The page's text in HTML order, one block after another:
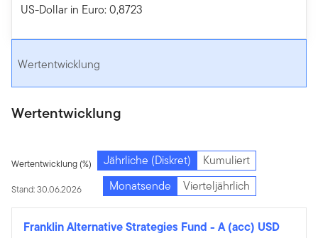
US-Dollar in Euro: 0,8723
Wertentwicklung
Wertentwicklung
Wertentwicklung (%) Jährliche (Diskret) Kumuliert
Stand: 30.06.2026 Monatsende Vierteljährlich
Franklin Alternative Strategies Fund - A (acc) USD